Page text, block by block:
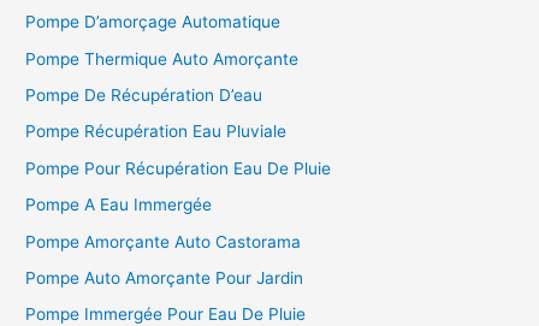
Pompe D’amorçage Automatique
Pompe Thermique Auto Amorçante
Pompe De Récupération D’eau
Pompe Récupération Eau Pluviale
Pompe Pour Récupération Eau De Pluie
Pompe A Eau Immergée
Pompe Amorçante Auto Castorama
Pompe Auto Amorçante Pour Jardin
Pompe Immergée Pour Eau De Pluie